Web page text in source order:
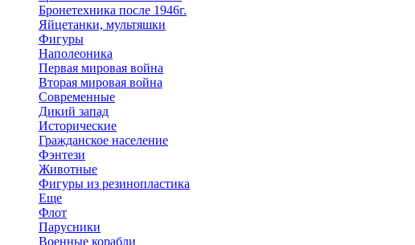
Бронетехника после 1946г.
Яйцетанки, мультяшки
Фигуры
Наполеоника
Первая мировая война
Вторая мировая война
Современные
Дикий запад
Исторические
Гражданское население
Фэнтези
Животные
Фигуры из резинопластика
Еще
Флот
Парусники
Военные корабли